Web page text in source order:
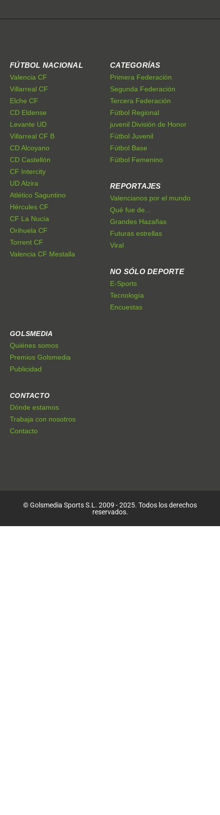
FÚTBOL NACIONAL
Valencia CF
Villarreal CF
Elche CF
CD Eldense
Levante UD
Villarreal CF B
CD Alcoyano
CD Castellón
CF Intercity
UD Alzira
Atlético Saguntino
Hércules CF
CF La Nucía
Orihuela CF
Torrent CF
Valencia CF Mestalla
CATEGORÍAS
Primera Federación
Segunda Federación
Tercera Federación
Fútbol Regional
juvenil División de Honor
Fútbol Juvenil
Fútbol Base
Fútbol Femenino
REPORTAJES
Valencianos por el mundo
Qué fue de...
Grandes Hazañas
Futuras estrellas
Viral
NO SÓLO DEPORTE
E-Sports
Tecnología
Encuestas
GOLSMEDIA
Quiénes somos
Premios Golsmedia
Publicidad
CONTACTO
Dónde estamos
Trabaja con nosotros
Contacto
© Golsmedia Sports S.L. 2009 - 2025. Todos los derechos
reservados.